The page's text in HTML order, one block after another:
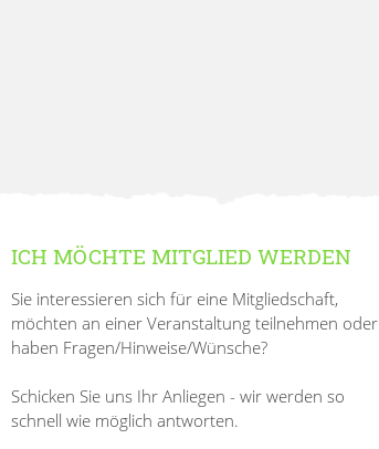
ICH MÖCHTE MITGLIED WERDEN
Sie interessieren sich für eine Mitgliedschaft,
möchten an einer Veranstaltung teilnehmen oder
haben Fragen/Hinweise/Wünsche?
Schicken Sie uns Ihr Anliegen - wir werden so
schnell wie möglich antworten.